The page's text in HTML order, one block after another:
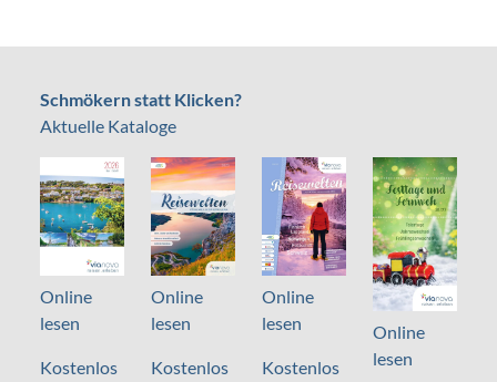
Schmökern statt Klicken?
Aktuelle Kataloge
Online
lesen
Kostenlos
Online
lesen
Kostenlos
Online
lesen
Kostenlos
Online
lesen